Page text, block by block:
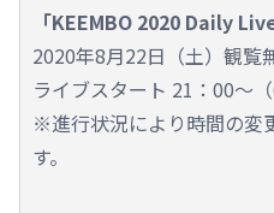
「KEEMBO 2020 Daily
2020年8月22日（土）観覧
ライブスタート 21：00～（
※進行状況により時間の変
す。